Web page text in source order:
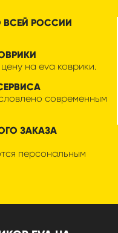
ВСЕЙ РОССИИ
на eva коврики.
современным
ЗАКАЗА
персональным